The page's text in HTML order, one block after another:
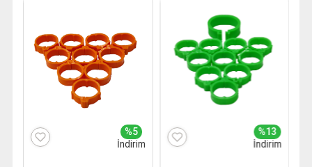
%5
İndirim
%13
İndirim